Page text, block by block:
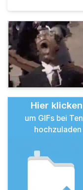
Hier
um GIFs bei
hochzuladen